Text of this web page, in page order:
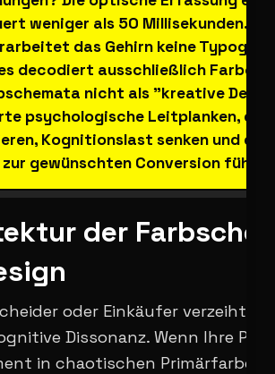
weniger als 50 Millisekunden. In
das Gehirn keine
decodiert ausschließlich Farbe.
nicht als "kreative
psychologische Leitplanken, die
Kognitionslast senken und den
gewünschten Conversion
der
oder Einkäufer verzeiht
Dissonanz. Wenn Ihre
in chaotischen Primärfarben